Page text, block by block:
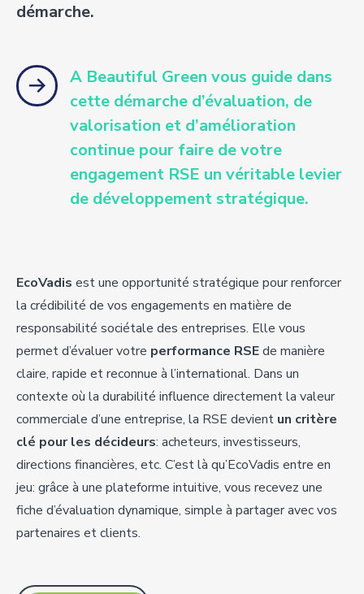
démarche.
A Beautiful Green vous guide dans
cette démarche d’évaluation, de
valorisation et d’amélioration
continue pour faire de votre
engagement RSE un véritable levier
de développement stratégique.
EcoVadis est une opportunité stratégique pour renforcer
la crédibilité de vos engagements en matière de
responsabilité sociétale des entreprises. Elle vous
permet d’évaluer votre performance RSEde manière
claire, rapide et reconnue à l’international. Dans un
contexte où la durabilité influence directement la valeur
commerciale d’une entreprise, la RSE devient un critère
clé pour les décideurs: acheteurs, investisseurs,
directions financières, etc. C’est là qu’EcoVadis entre en
jeu: grâce à une plateforme intuitive, vous recevez une
fiche d’évaluation dynamique, simple à partager avec vos
partenaires et clients.